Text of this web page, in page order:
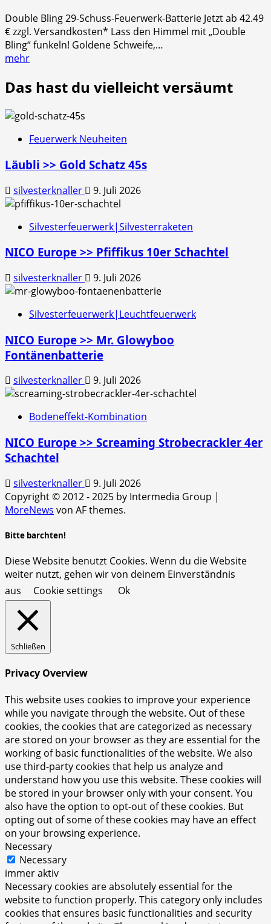
Double Bling 29-Schuss-Feuerwerk-Batterie Jetzt ab 42.49
€ zzgl. Versandkosten* Lass den Himmel mit „Double
Bling“ funkeln! Goldene Schweife,…
mehr
Das hast du vielleicht versäumt
Feuerwerk Neuheiten
Läubli >> Gold Schatz 45s
silvesterknaller 9. Juli 2026
Silvesterfeuerwerk|Silvesterraketen
NICO Europe >> Pfiffikus 10er Schachtel
silvesterknaller 9. Juli 2026
Silvesterfeuerwerk|Leuchtfeuerwerk
NICO Europe >> Mr. Glowyboo
Fontänenbatterie
silvesterknaller 9. Juli 2026
Bodeneffekt-Kombination
NICO Europe >> Screaming Strobecrackler 4er
Schachtel
silvesterknaller
9. Juli 2026
Copyright © 2012 - 2025 by Intermedia Group |
MoreNews von AF themes.
Bitte barchten!
Diese Website benutzt Cookies. Wenn du die Website
weiter nutzt, gehen wir von deinem Einverständnis
aus
Cookie settings Ok
Schließen
Privacy Overview
This website uses cookies to improve your experience
while you navigate through the website. Out of these
cookies, the cookies that are categorized as necessary
are stored on your browser as they are essential for the
working of basic functionalities of the website. We also
use third-party cookies that help us analyze and
understand how you use this website. These cookies will
be stored in your browser only with your consent. You
also have the option to opt-out of these cookies. But
opting out of some of these cookies may have an effect
on your browsing experience.
Necessary
Necessary
immer aktiv
Necessary cookies are absolutely essential for the
website to function properly. This category only includes
cookies that ensures basic functionalities and security